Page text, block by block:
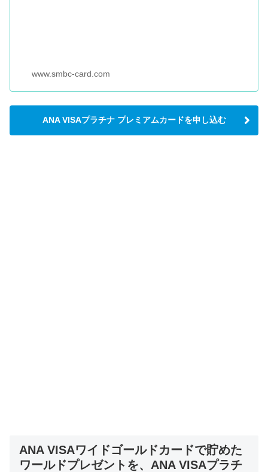
www.smbc-card.com
ANA VISAプラチナ プレミアムカードを申し込む
ANA VISAワイドゴールドカードで貯めた
ワールドプレゼントを、ANA VISAプラチ